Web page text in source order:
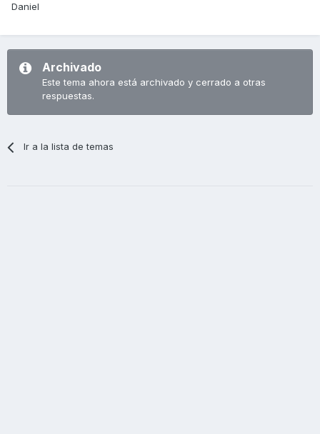
Daniel
Archivado
Este tema ahora está archivado y cerrado a otras
respuestas.
Ir a la lista de temas